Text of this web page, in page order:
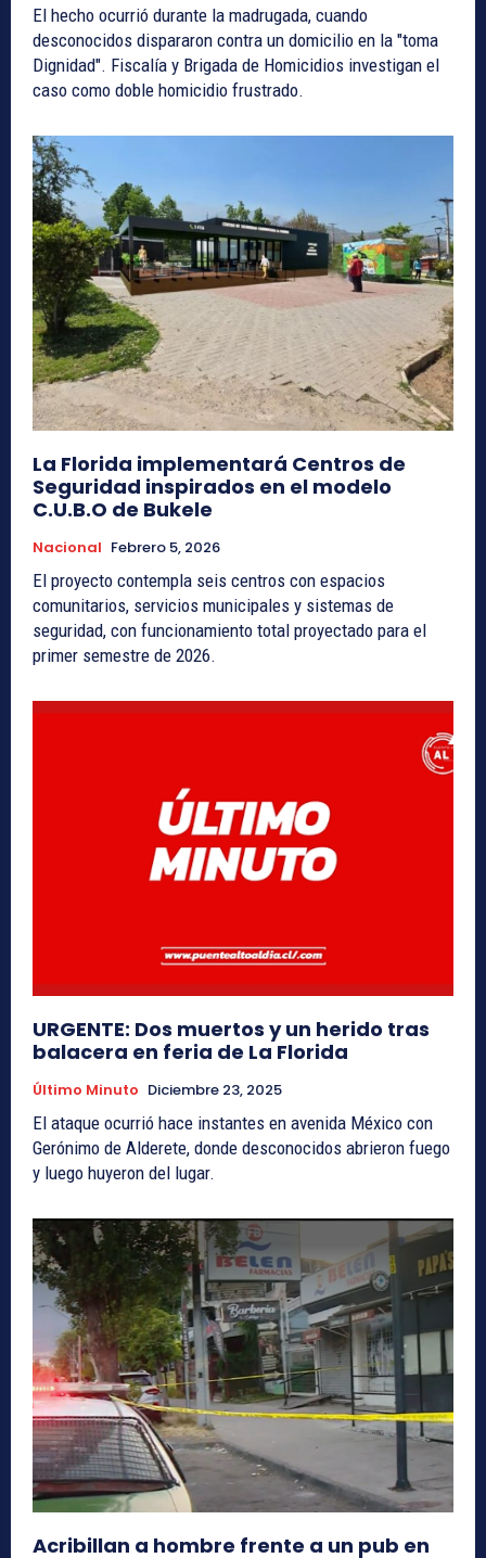
El hecho ocurrió durante la madrugada, cuando
desconocidos dispararon contra un domicilio en la "toma
Dignidad". Fiscalía y Brigada de Homicidios investigan el
caso como doble homicidio frustrado.
La Florida implementará Centros de
Seguridad inspirados en el modelo
C.U.B.O de Bukele
Nacional Febrero 5, 2026
El proyecto contempla seis centros con espacios
comunitarios, servicios municipales y sistemas de
seguridad, con funcionamiento total proyectado para el
primer semestre de 2026.
URGENTE: Dos muertos y un herido tras
balacera en feria de La Florida
Último Minuto Diciembre 23, 2025
El ataque ocurrió hace instantes en avenida México con
Gerónimo de Alderete, donde desconocidos abrieron fuego
y luego huyeron del lugar.
Acribillan a hombre frente a un pub en